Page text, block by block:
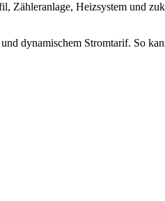
Zähleranlage, Heizsystem und
dynamischem Stromtarif. So